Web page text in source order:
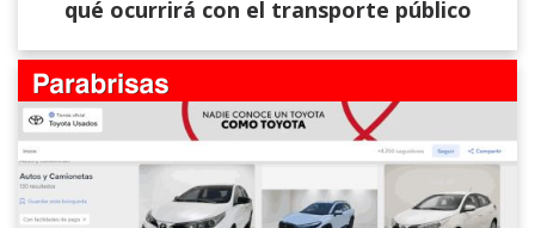
qué ocurrirá con el transporte público